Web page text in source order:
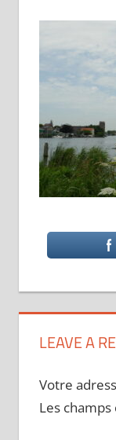
LEAVE A
Votre
Les